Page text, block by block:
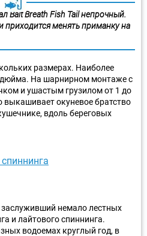
Bait Breath Fish Tail непрочный.
приходится менять приманку на
размерах. Наиболее
дюйма. На шарнирном монтаже с
и ушастым грузилом от 1 до
окуневое братство
вдоль береговых
немало лестных
и лайтового спиннинга.
водоемах круглый год, в